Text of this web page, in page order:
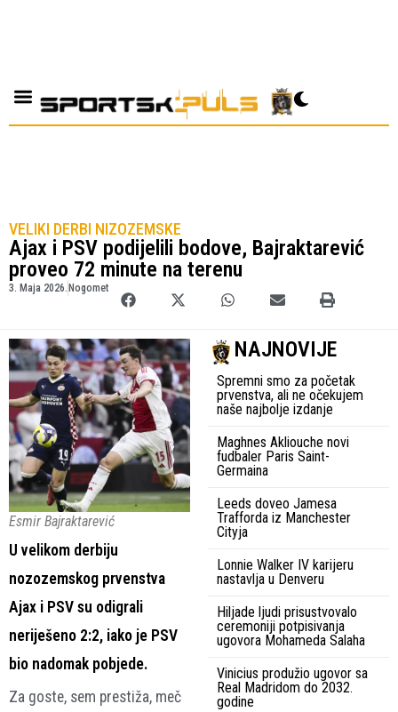
VELIKI DERBI NIZOZEMSKE
Ajax i PSV podijelili bodove, Bajraktarević
proveo 72 minute na terenu
3. Maja 2026. Nogomet
Esmir Bajraktarević
U velikom derbiju
nozozemskog prvenstva
Ajax i PSV su odigrali
neriješeno 2:2, iako je PSV
bio nadomak pobjede.
Za goste, sem prestiža, meč
NAJNOVIJE
Spremni smo za početak
prvenstva, ali ne očekujem
naše najbolje izdanje
Maghnes Akliouche novi
fudbaler Paris Saint-
Germaina
Leeds doveo Jamesa
Trafforda iz Manchester
Cityja
Lonnie Walker IV karijeru
nastavlja u Denveru
Hiljade ljudi prisustvovalo
ceremoniji potpisivanja
ugovora Mohameda Salaha
Vinicius produžio ugovor sa
Real Madridom do 2032.
godine